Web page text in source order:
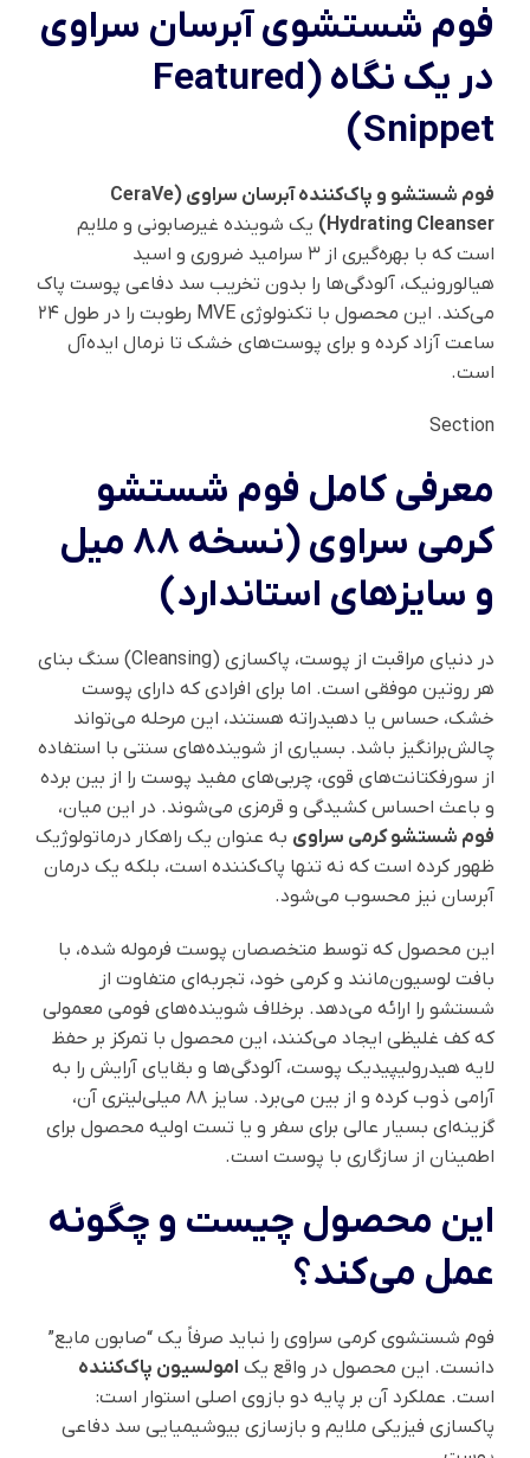
فوم شستشوی آبرسان سراوی
در یک نگاه (Featured
Snippet)
فوم شستشو و پاک‌کننده آبرسان سراوی (CeraVe
Hydrating Cleanser)
یک شوینده غیرصابونی و ملایم
است که با بهره‌گیری از ۳ سرامید ضروری و اسید
هیالورونیک، آلودگی‌ها را بدون تخریب سد دفاعی پوست پاک
می‌کند. این محصول با تکنولوژی MVE رطوبت را در طول ۲۴
ساعت آزاد کرده و برای پوست‌های خشک تا نرمال ایده‌آل
است.
Section
معرفی کامل فوم شستشو
کرمی سراوی (نسخه ۸۸ میل
و سایزهای استاندارد)
در دنیای مراقبت از پوست، پاکسازی (Cleansing) سنگ بنای
هر روتین موفقی است. اما برای افرادی که دارای پوست
خشک، حساس یا دهیدراته هستند، این مرحله می‌تواند
چالش‌برانگیز باشد. بسیاری از شوینده‌های سنتی با استفاده
از سورفکتانت‌های قوی، چربی‌های مفید پوست را از بین برده
و باعث احساس کشیدگی و قرمزی می‌شوند. در این میان،
فوم شستشو کرمی سراوی به عنوان یک راهکار درماتولوژیک
ظهور کرده است که نه تنها پاک‌کننده است، بلکه یک درمان
آبرسان نیز محسوب می‌شود.
این محصول که توسط متخصصان پوست فرموله شده، با
بافت لوسیون‌مانند و کرمی خود، تجربه‌ای متفاوت از
شستشو را ارائه می‌دهد. برخلاف شوینده‌های فومی معمولی
که کف غلیظی ایجاد می‌کنند، این محصول با تمرکز بر حفظ
لایه هیدرولیپیدیک پوست، آلودگی‌ها و بقایای آرایش را به
آرامی ذوب کرده و از بین می‌برد. سایز ۸۸ میلی‌لیتری آن،
گزینه‌ای بسیار عالی برای سفر و یا تست اولیه محصول برای
اطمینان از سازگاری با پوست است.
این محصول چیست و چگونه
عمل می‌کند؟
فوم شستشوی کرمی سراوی را نباید صرفاً یک “صابون مایع”
دانست. این محصول در واقع یک امولسیون پاک‌کننده
است. عملکرد آن بر پایه دو بازوی اصلی استوار است:
پاکسازی فیزیکی ملایم و بازسازی بیوشیمیایی سد دفاعی